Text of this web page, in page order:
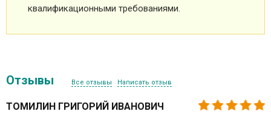
квалификационными требованиями.
Отзывы Все отзывы Написать отзыв
ТОМИЛИН ГРИГОРИЙ ИВАНОВИЧ